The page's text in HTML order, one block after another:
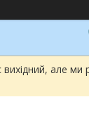
вихідний, але